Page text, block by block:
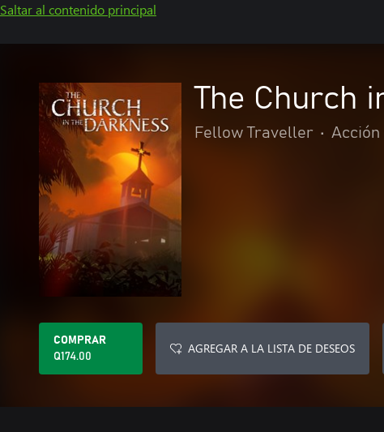
Saltar al contenido principal
The Church
Fellow Traveller • Acción
COMPRAR
Q174.00
AGREGAR A LA LISTA DE DESEOS